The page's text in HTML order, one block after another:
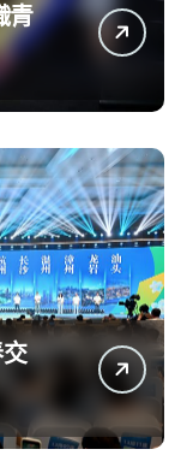
青